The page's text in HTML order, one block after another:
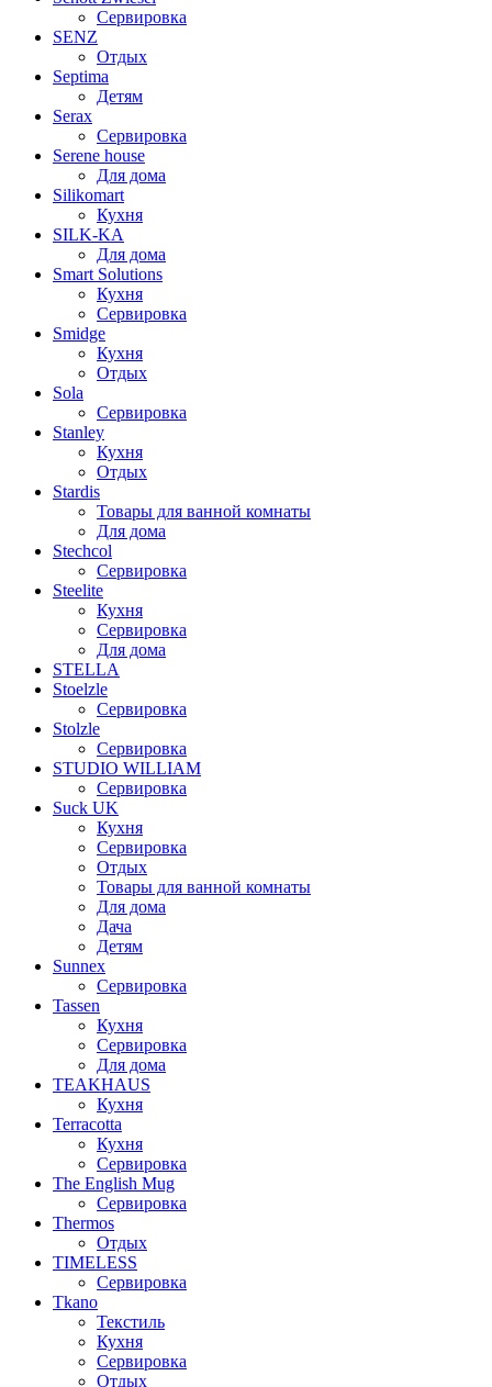
Сервировка
SENZ
Отдых
Septima
Детям
Serax
Сервировка
Serene house
Для дома
Silikomart
Кухня
SILK-KA
Для дома
Smart Solutions
Кухня
Сервировка
Smidge
Кухня
Отдых
Sola
Сервировка
Stanley
Кухня
Отдых
Stardis
Товары для ванной комнаты
Для дома
Stechcol
Сервировка
Steelite
Кухня
Сервировка
Для дома
STELLA
Stoelzle
Сервировка
Stolzle
Сервировка
STUDIO WILLIAM
Сервировка
Suck UK
Кухня
Сервировка
Отдых
Товары для ванной комнаты
Для дома
Дача
Детям
Sunnex
Сервировка
Tassen
Кухня
Сервировка
Для дома
TEAKHAUS
Кухня
Terracotta
Кухня
Сервировка
The English Mug
Сервировка
Thermos
Отдых
TIMELESS
Сервировка
Tkano
Текстиль
Кухня
Сервировка
Отдых